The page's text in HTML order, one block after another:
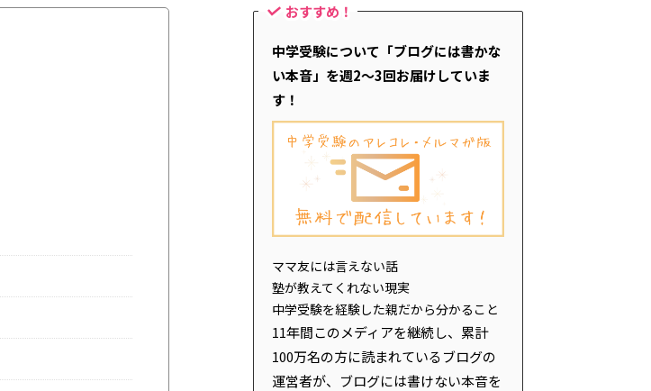
おすすめ！
中学受験について「ブログには書かな
い本音」を週2～3回お届けしていま
す！
ママ友には言えない話
塾が教えてくれない現実
中学受験を経験した親だから分かること
11年間このメディアを継続し、累計
100万名の方に読まれているブログの
運営者が、ブログには書けない本音を